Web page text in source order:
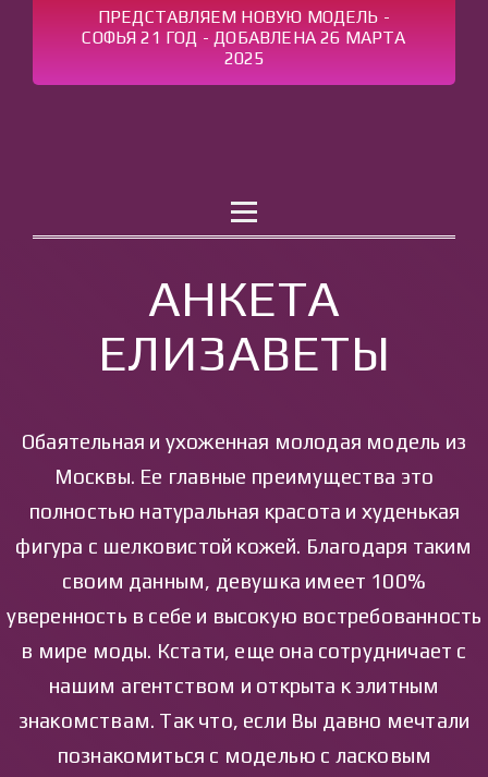
ПРЕДСТАВЛЯЕМ НОВУЮ МОДЕЛЬ -
СОФЬЯ 21 ГОД - ДОБАВЛЕНА 26 МАРТА
2025
АНКЕТА
ЕЛИЗАВЕТЫ
Обаятельная и ухоженная молодая модель из
Москвы. Ее главные преимущества это
полностью натуральная красота и худенькая
фигура с шелковистой кожей. Благодаря таким
своим данным, девушка имеет 100%
уверенность в себе и высокую востребованность
в мире моды. Кстати, еще она сотрудничает с
нашим агентством и открыта к элитным
знакомствам. Так что, если Вы давно мечтали
познакомиться с моделью с ласковым